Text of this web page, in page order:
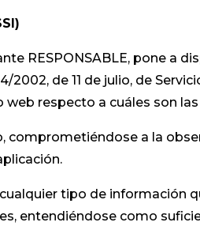
RESPONSABLE, pone a
de 11 de julio, de
web respecto a cuáles son
comprometiéndose a la
tipo de
entendiéndose como